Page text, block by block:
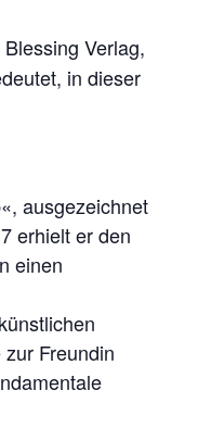
Verlag,
in dieser
ausgezeichnet
erhielt er den
einen
Freundin